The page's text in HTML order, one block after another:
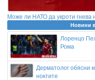
Може ли НАТО да укроти гнева
Новини
Лоренцо
Рома
Дерматолог обясни
ноктите